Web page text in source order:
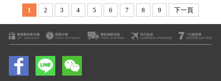
1 2 3 4 5 6 7 8 9 下一頁